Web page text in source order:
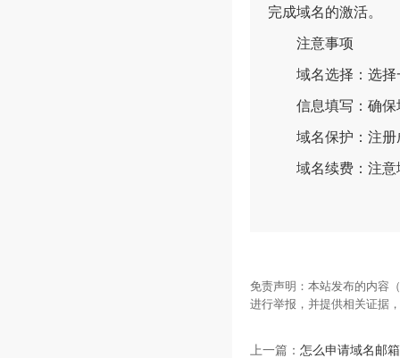
完成域名的激活。
注意事项
域名选择：选择
信息填写：确保
域名保护：注册
域名续费：注意
免责声明：本站发布的内容
进行举报，并提供相关证据
上一篇： 怎么申请域名邮箱